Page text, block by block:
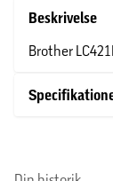
Beskrivelse
Brother